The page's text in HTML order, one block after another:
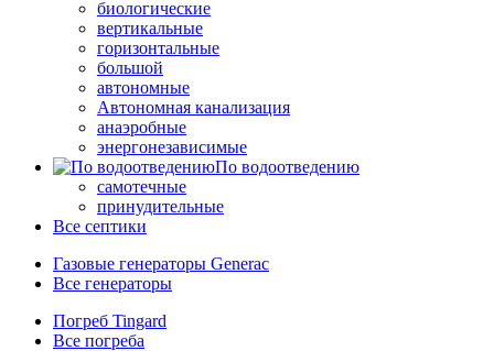
биологические
вертикальные
горизонтальные
большой
автономные
Автономная канализация
анаэробные
энергонезависимые
По водоотведению
самотечные
принудительные
Все септики
Газовые генераторы Generac
Все генераторы
Погреб Tingard
Все погреба